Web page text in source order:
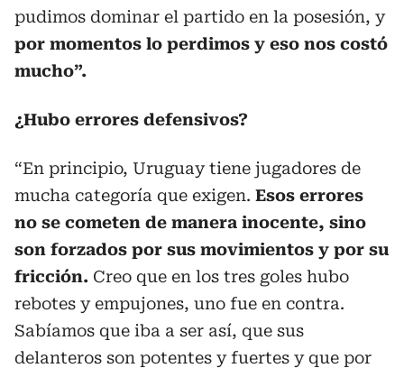
pudimos dominar el partido en la posesión, y
por momentos lo perdimos y eso nos costó
mucho”.
¿Hubo errores defensivos?
“En principio, Uruguay tiene jugadores de
mucha categoría que exigen. Esos errores
no se cometen de manera inocente, sino
son forzados por sus movimientos y por su
fricción. Creo que en los tres goles hubo
rebotes y empujones, uno fue en contra.
Sabíamos que iba a ser así, que sus
delanteros son potentes y fuertes y que por